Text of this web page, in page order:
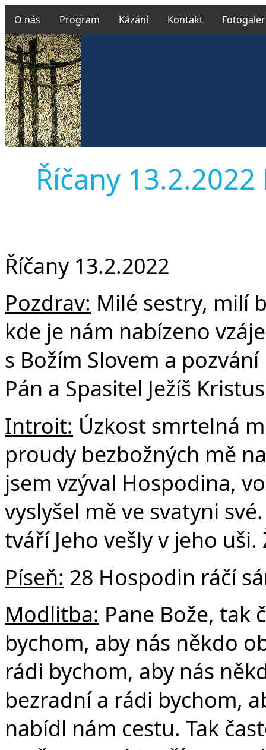
O nás Program Kázání Kontakt
Říčany
Říčany 13.2.2022
Pozdrav: Milé sestry, milí
kde je nám nabízeno
s Božím Slovem a
Pán a Spasitel Ježíš
Introit: Úzkost smrtelná
proudy bezbožných mě
jsem vzýval Hospodina,
vyslyšel mě ve svatyni
tváří Jeho vešly v jeho uši.
Píseň: 28 Hospodin ráčí
Modlitba: Pane Bože, tak
bychom, aby nás někdo
rádi bychom, aby nás
bezradní a rádi bychom,
nabídl nám cestu. Tak